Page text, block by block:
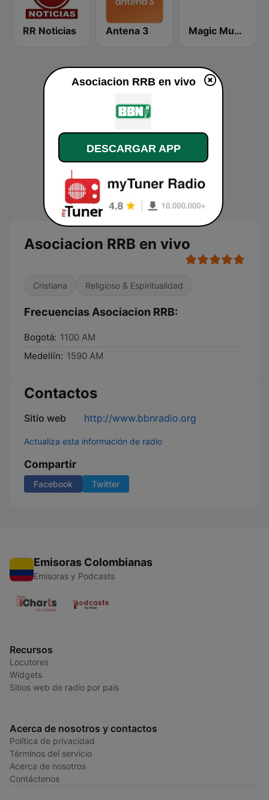
RR Noticias Antena 3 Magic Music
Asociacion RRB en vivo
Cristiana Religioso & Espiritualidad
Frecuencias Asociacion RRB:
Bogotá: 1100 AM
Medellín: 1590 AM
Contactos
Sitio web http://www.bbnradio.org
Actualiza esta información de radio
Compartir
Facebook Twitter
Emisoras Colombianas
Emisoras y Podcasts
Recursos
Locutores
Widgets
Sitios web de radio por país
Acerca de nosotros y contactos
Política de privacidad
Términos del servicio
Acerca de nosotros
Contáctenos
Asociacion RRB en vivo
DESCARGAR APP